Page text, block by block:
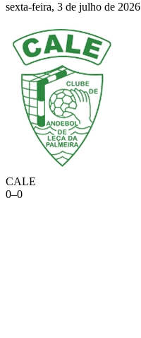
sexta-feira, 3 de julho de 2026
CALE
0–0